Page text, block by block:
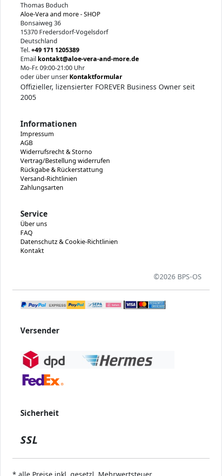
Thomas Boduch
Aloe-Vera and more - SHOP
Bonsaiweg 36
15370 Fredersdorf-Vogelsdorf
Deutschland
Tel.+49 171 1205389
Email kontakt@aloe-vera-and-more.de
Mo-Fr. 09:00-21:00 Uhr
oder über unser Kontaktformular
Offizieller, lizensierter FOREVER Business Owner seit
2005
Informationen
Impressum
AGB
Widerrufsrecht & Storno
Vertrag/Bestellung widerrufen
Rückgabe & Rückerstattung
Versand-Richtlinien
Zahlungsarten
Service
Über uns
FAQ
Datenschutz & Cookie-Richtlinien
Kontakt
©2026 BPS-OS
Versender
Sicherheit
SSL
* alle Preise inkl. gesetzl. Mehrwertsteuer